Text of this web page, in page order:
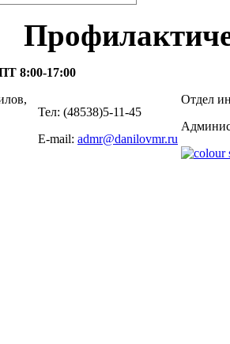
8:00-17:00
Тел: (48538)5-11-45
E-mail: admr@danilovmr.ru
Отдел